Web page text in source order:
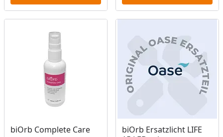
biOrb Complete Care
Produkt am Lager
biOrb Ersatzlicht LIFE
Produkt am Lager